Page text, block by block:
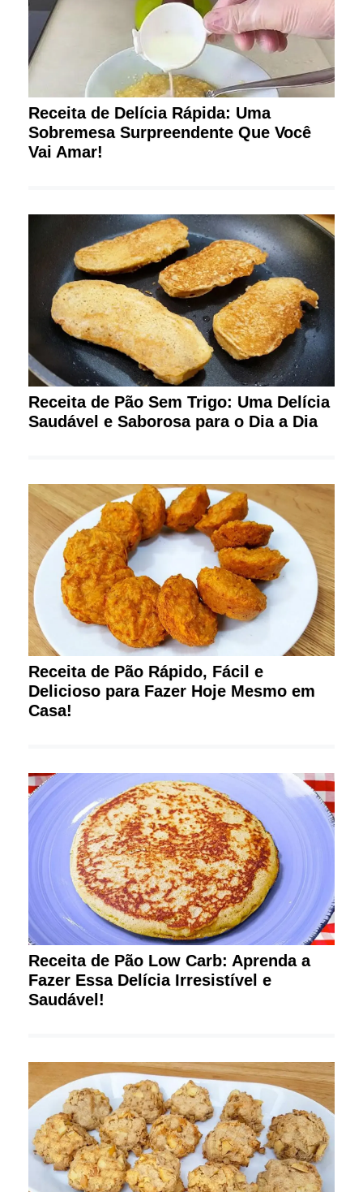
Receita de Delícia Rápida: Uma
Sobremesa Surpreendente Que Você
Vai Amar!
Receita de Pão Sem Trigo: Uma Delícia
Saudável e Saborosa para o Dia a Dia
Receita de Pão Rápido, Fácil e
Delicioso para Fazer Hoje Mesmo em
Casa!
Receita de Pão Low Carb: Aprenda a
Fazer Essa Delícia Irresistível e
Saudável!